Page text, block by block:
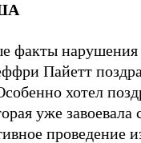
факты
Пайетт
хотел
уже завоевала
проведение